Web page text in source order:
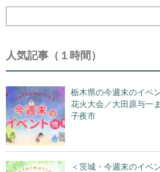
索
人気記事（１時間）
栃木県の今週末のイベ
花火大会／大田原与一
子夜市
＜茨城・今週末のイ